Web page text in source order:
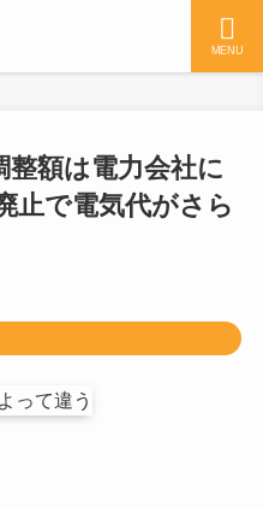
MENU
整額は電力会社に
止で電気代がさら